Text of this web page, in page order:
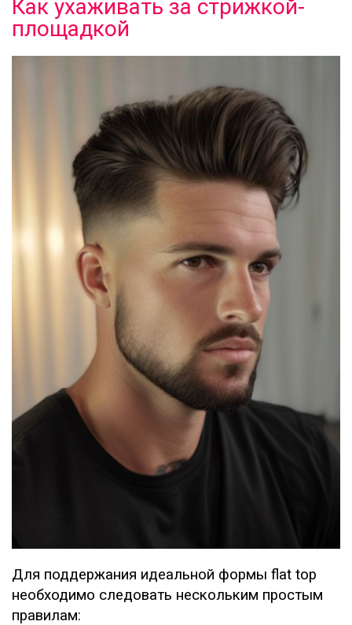
Как ухаживать за стрижкой-
площадкой
Для поддержания идеальной формы flat top
необходимо следовать нескольким простым
правилам: